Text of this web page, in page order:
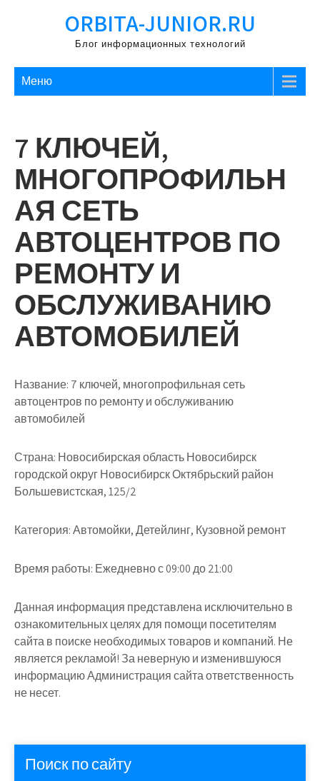
ORBITA-JUNIOR.RU
Блог информационных технологий
Меню
7 КЛЮЧЕЙ,
МНОГОПРОФИЛЬН
АЯ СЕТЬ
АВТОЦЕНТРОВ ПО
РЕМОНТУ И
ОБСЛУЖИВАНИЮ
АВТОМОБИЛЕЙ
Название: 7 ключей, многопрофильная сеть
автоцентров по ремонту и обслуживанию
автомобилей
Страна: Новосибирская область Новосибирск
городской округ Новосибирск Октябрьский район
Большевистская, 125/2
Категория:Автомойки, Детейлинг, Кузовной ремонт
Время работы: Ежедневно с 09:00 до 21:00
Данная информация представлена исключительно в
ознакомительных целях для помощи посетителям
сайта в поиске необходимых товаров и компаний. Не
является рекламой! За неверную и изменившуюся
информацию Администрация сайта ответственность
не несет.
Поиск по сайту